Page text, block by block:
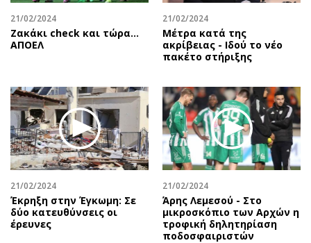
Υγεία
Πολιτική
Βουλευτικές 2026
Προεδρικές 2023
Δημοσκοπήσεις
Διπλωματία
Αθλητισμός
Κύπρος
Ελλάδα
Διεθνή
Κληρώσεις Allwyn
The Hill
Υγεία
Αγγελίες
Πωλούνται
Ζητούν εργασία
Θέσεις εργασίας
Geek
Νέα
Κινητά-tablets
Social
Αυτοκίνηση
21/02/2024
Ζακάκι check και τώρα…
ΑΠΟΕΛ
21/02/2024
Μέτρα κατά της
ακρίβειας - Ιδού το νέο
πακέτο στήριξης
21/02/2024
Έκρηξη στην Έγκωμη: Σε
δύο κατευθύνσεις οι
έρευνες
21/02/2024
Άρης Λεμεσού - Στο
μικροσκόπιο των Αρχών η
τροφική δηλητηρίαση
ποδοσφαιριστών